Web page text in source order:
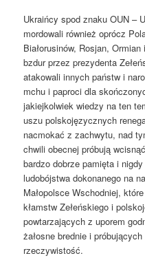
Ukraińcy spod znaku OUN –
mordowali również oprócz
Białorusinów, Rosjan,
bzdur przez prezydenta
atakowali innych państw i
mchu i paproci dla
jakiejkolwiek wiedzy na ten
uszu polskojęzycznych
nacmokać z zachwytu, nad
chwili obecnej próbują
bardzo dobrze pamięta i
ludobójstwa dokonanego na
Małopolsce Wschodniej,
kłamstw Zełeńskiego i
powtarzających z uporem
żałosne brednie i
rzeczywistość.